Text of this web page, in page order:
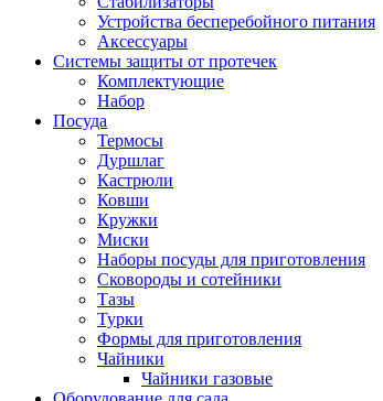
Устройства бесперебойного питания
Аксессуары
Системы защиты от протечек
Комплектующие
Набор
Посуда
Термосы
Дуршлаг
Кастрюли
Ковши
Кружки
Миски
Наборы посуды для приготовления
Сковороды и сотейники
Тазы
Турки
Формы для приготовления
Чайники
Чайники газовые